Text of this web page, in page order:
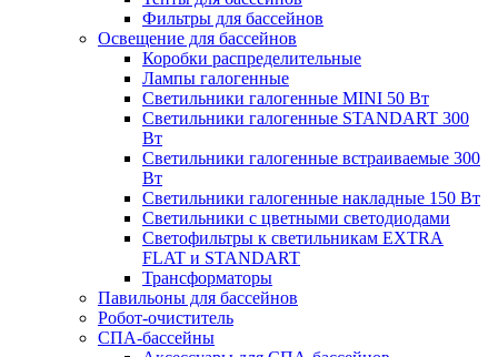
Фильтры для бассейнов
Освещение для бассейнов
Коробки распределительные
Лампы галогенные
Светильники галогенные MINI 50 Вт
Светильники галогенные STANDART 300
Вт
Светильники галогенные встраиваемые 300
Вт
Светильники галогенные накладные 150 Вт
Светильники с цветными светодиодами
Светофильтры к светильникам EXTRA
FLAT и STANDART
Трансформаторы
Павильоны для бассейнов
Робот-очиститель
СПА-бассейны